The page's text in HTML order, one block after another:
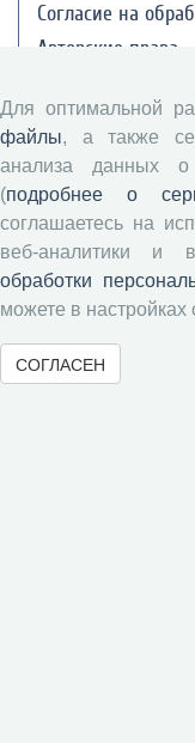
Согласие на
Авторские права
Рецензентам
Памятка
Положение о
Форма рецензии
Журналы ВолНЦ
Для оптимальной
файлы, а также
анализа данных
(подробнее о
соглашаетесь на
веб-аналитики и
обработки
можете в настройках
СОГЛАСЕН